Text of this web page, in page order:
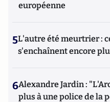
européenne
5L'autre été meurtrier :
s'enchaînent encore
6Alexandre Jardin :
plus à une police de la